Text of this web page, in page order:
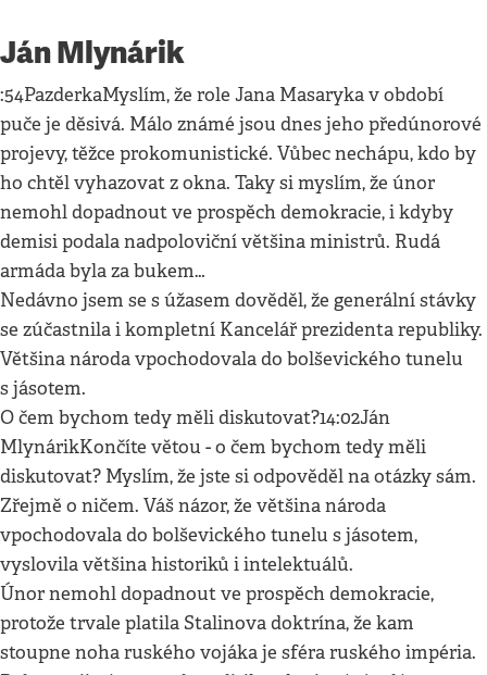
Ján Mlynárik
:54PazderkaMyslím, že role Jana Masaryka v období
puče je děsivá. Málo známé jsou dnes jeho předúnorové
projevy, těžce prokomunistické. Vůbec nechápu, kdo by
ho chtěl vyhazovat z okna. Taky si myslím, že únor
nemohl dopadnout ve prospěch demokracie, i kdyby
demisi podala nadpoloviční většina ministrů. Rudá
armáda byla za bukem…
Nedávno jsem se s úžasem dověděl, že generální stávky
se zúčastnila i kompletní Kancelář prezidenta republiky.
Většina národa vpochodovala do bolševického tunelu
s jásotem.
O čem bychom tedy měli diskutovat?14:02Ján
MlynárikKončíte větou - o čem bychom tedy měli
diskutovat? Myslím, že jste si odpověděl na otázky sám.
Zřejmě o ničem. Váš názor, že většina národa
vpochodovala do bolševického tunelu s jásotem,
vyslovila většina historiků i intelektuálů.
Únor nemohl dopadnout ve prospěch demokracie,
protože trvale platila Stalinova doktrína, že kam
stoupne noha ruského vojáka je sféra ruského impéria.